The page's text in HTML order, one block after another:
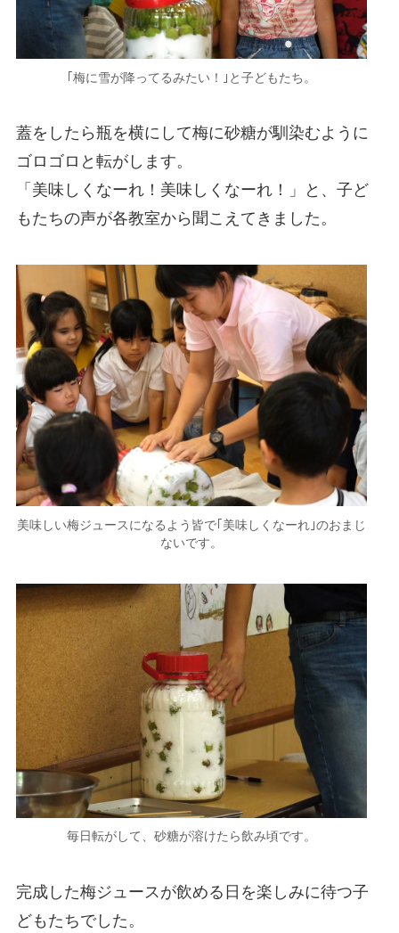
｢梅に雪が降ってるみたい！｣と子どもたち。
蓋をしたら瓶を横にして梅に砂糖が馴染むように
ゴロゴロと転がします。
「美味しくなーれ！美味しくなーれ！」と、子ど
もたちの声が各教室から聞こえてきました。
美味しい梅ジュースになるよう皆で｢美味しくなーれ｣のおまじ
ないです。
毎日転がして、砂糖が溶けたら飲み頃です。
完成した梅ジュースが飲める日を楽しみに待つ子
どもたちでした。